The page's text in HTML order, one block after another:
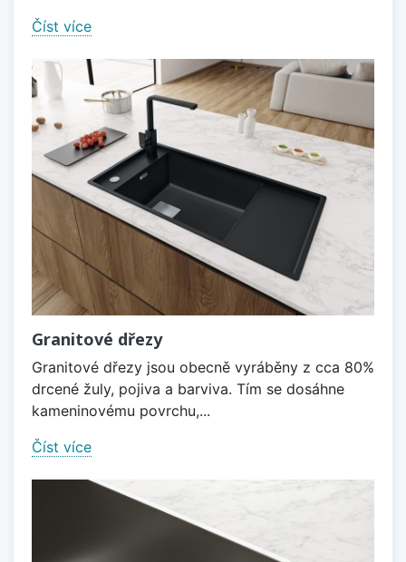
Číst více
Granitové dřezy
Granitové dřezy jsou obecně vyráběny z cca 80%
drcené žuly, pojiva a barviva. Tím se dosáhne
kameninovému povrchu,...
Číst více